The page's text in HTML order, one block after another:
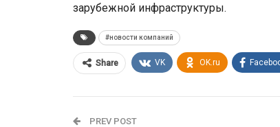
зарубежной инфраструктуры.
#новости компаний
Share VK OK.ru
PREV POST